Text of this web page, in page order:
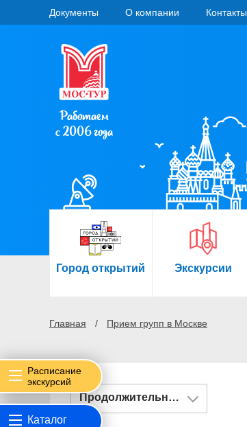
Документы О компании Контакты
Работаем
с 2006 года
Город открытий Экскурсии
Главная Прием групп в Москве
Расписание
экскурсий
Каталог
Продолжительность